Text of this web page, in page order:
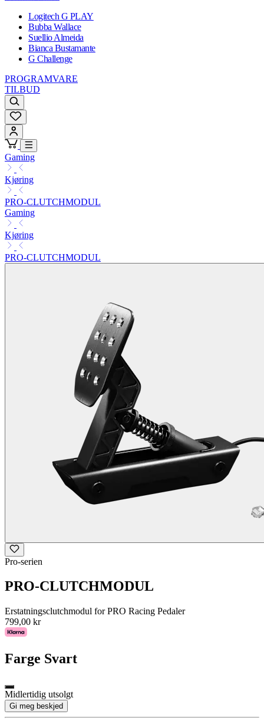
Logitech G PLAY
Bubba Wallace
Suellio Almeida
Bianca Bustamante
G Challenge
PROGRAMVARE
TILBUD
Gaming
Kjøring
PRO-CLUTCHMODUL
Gaming
Kjøring
PRO-CLUTCHMODUL
Pro-serien
PRO-CLUTCHMODUL
Erstatningsclutchmodul for PRO Racing Pedaler
799,00 kr
Farge Svart
Midlertidig utsolgt
Gi meg beskjed